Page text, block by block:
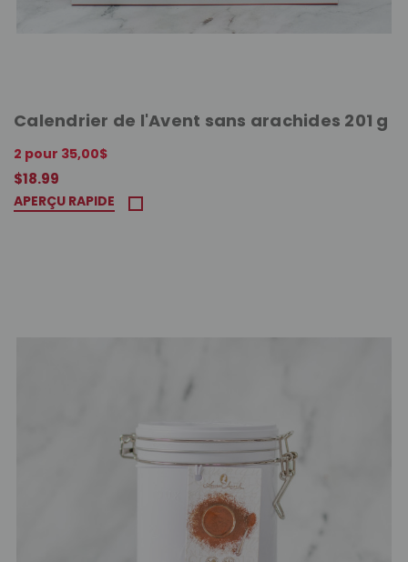
Calendrier de l'Avent sans arachides 201 g
2 pour 35,00$
$18.99
APERÇU RAPIDE